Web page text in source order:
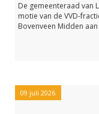
De gemeenteraad van
motie van de VVD-
Bovenveen Midden
09 juli 2026